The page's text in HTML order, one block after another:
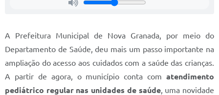
Formulários
Lei Paulo Gustavo
A Prefeitura Municipal de Nova Granada, por meio do
Departamento de Saúde, deu mais um passo importante na
ampliação do acesso aos cuidados com a saúde das crianças.
A partir de agora, o município conta com atendimento
pediátrico regular nas unidades de saúde, uma novidade